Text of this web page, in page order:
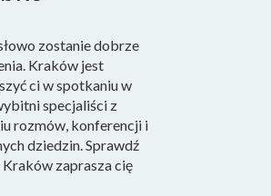
zostanie dobrze
Kraków jest
ci w spotkaniu w
specjaliści z
rozmów, konferencji i
dziedzin. Sprawdź
Kraków zaprasza cię